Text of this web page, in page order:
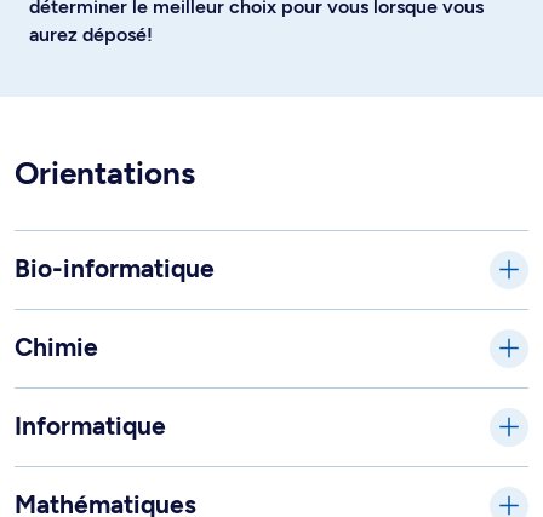
déterminer le meilleur choix pour vous lorsque vous
aurez déposé!
Orientations
Bio-informatique
Chimie
Informatique
Mathématiques